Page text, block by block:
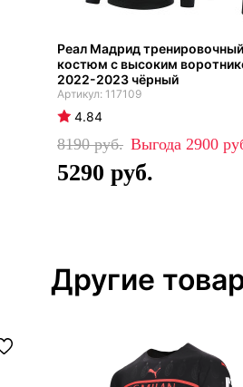
Реал Мадрид тренировочный
костюм с высоким
2022-2023 чёрный
117109
4.84
8190 2900
5290
Другие